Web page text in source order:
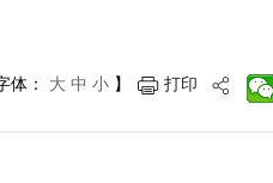
体： 大 中 小 】 打印